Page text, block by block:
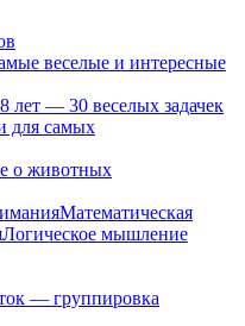
веселые и интересные
лет — 30 веселых задачек
для самых
о животных
Математическая
Логическое мышление
— группировка